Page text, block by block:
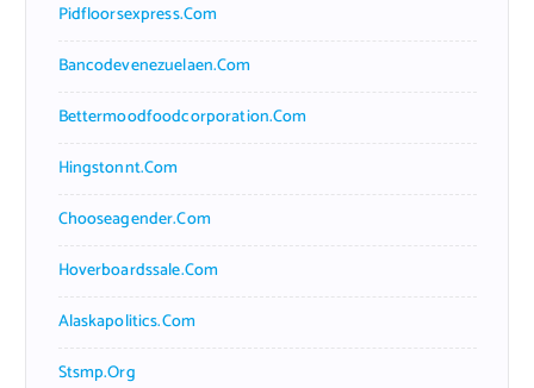
Pidfloorsexpress.com
Bancodevenezuelaen.com
Bettermoodfoodcorporation.com
Hingstonnt.com
Chooseagender.com
Hoverboardssale.com
Alaskapolitics.com
Stsmp.org